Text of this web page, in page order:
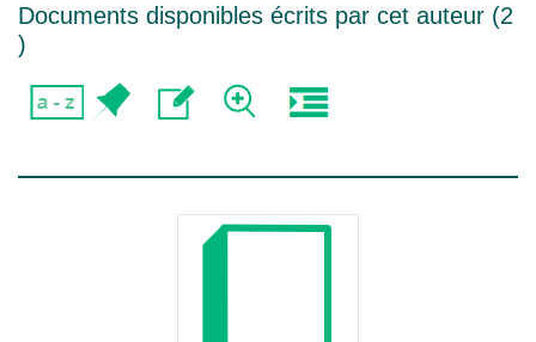
Documents disponibles écrits par cet auteur (2
)